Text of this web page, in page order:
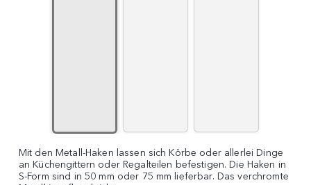
Mit den Metall-Haken lassen sich Körbe oder allerlei Dinge
an Küchengittern oder Regalteilen befestigen. Die Haken in
S-Form sind in 50 mm oder 75 mm lieferbar. Das verchromte